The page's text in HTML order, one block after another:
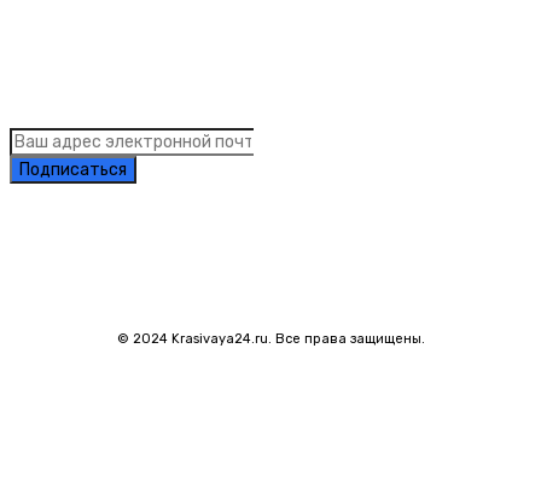
Подписаться
© 2024 Krasivaya24.ru. Все права защищены.